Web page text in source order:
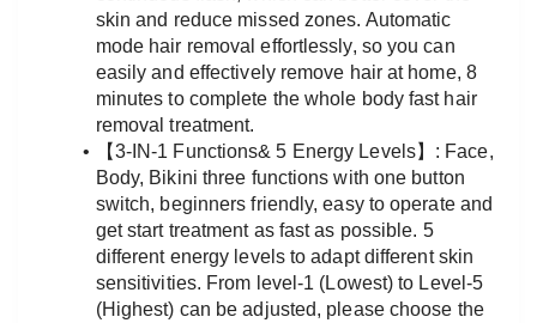
skin and reduce missed zones. Automatic
mode hair removal effortlessly, so you can
easily and effectively remove hair at home, 8
minutes to complete the whole body fast hair
removal treatment.
【3-IN-1 Functions& 5 Energy Levels】: Face,
Body, Bikini three functions with one button
switch, beginners friendly, easy to operate and
get start treatment as fast as possible. 5
different energy levels to adapt different skin
sensitivities. From level-1 (Lowest) to Level-5
(Highest) can be adjusted, please choose the